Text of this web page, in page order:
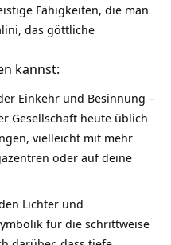
Fähigkeiten, die man
das göttliche
kannst:
Einkehr und Besinnung –
Gesellschaft heute üblich
vielleicht mit mehr
oder auf deine
Lichter und
für die schrittweise